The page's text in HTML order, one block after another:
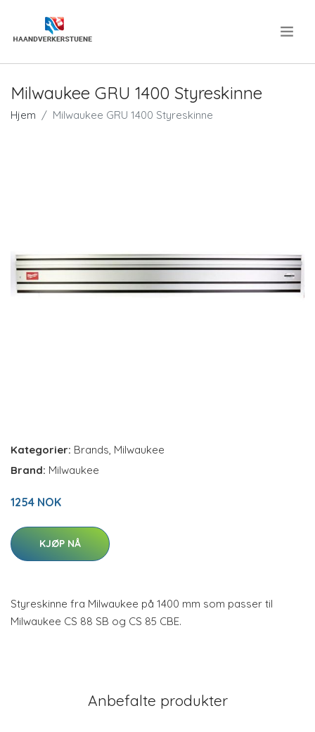
Milwaukee GRU 1400 Styreskinne
Hjem Milwaukee GRU 1400 Styreskinne
Kategorier: Brands, Milwaukee
Brand: Milwaukee
1254 NOK
KJØP NÅ
Styreskinne fra Milwaukee på 1400 mm som passer til
Milwaukee CS 88 SB og CS 85 CBE.
Anbefalte produkter